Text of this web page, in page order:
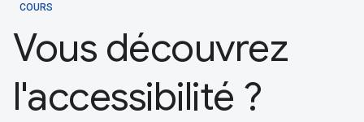
COURS
Vous découvrez
l'accessibilité ?